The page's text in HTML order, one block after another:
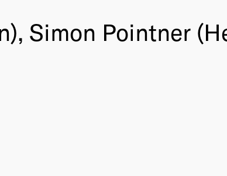
Simon Pointner